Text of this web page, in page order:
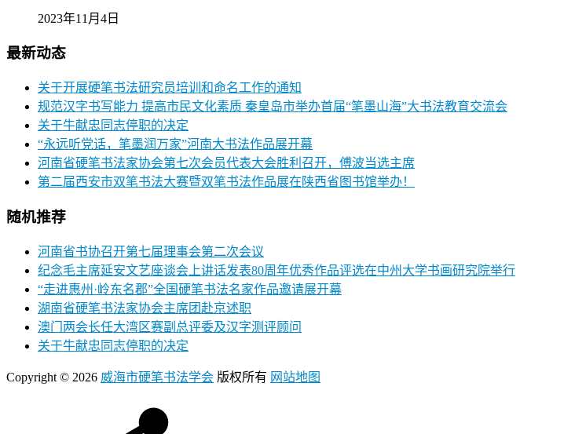
2023年11月4日
最新动态
关于开展硬笔书法研究员培训和命名工作的通知
规范汉字书写能力 提高市民文化素质 秦皇岛市举办首届“笔墨山海”大书法教育交流会
关于牛献忠同志停职的决定
“永远听党话，笔墨润万家”河南大书法作品展开幕
河南省硬笔书法家协会第七次会员代表大会胜利召开，傅波当选主席
第二届西安市双笔书法大赛暨双笔书法作品展在陕西省图书馆举办！
随机推荐
河南省书协召开第七届理事会第二次会议
纪念毛主席延安文艺座谈会上讲话发表80周年优秀作品评选在中州大学书画研究院举行
“走进惠州·岭东名郡”全国硬笔书法名家作品邀请展开幕
湖南省硬笔书法家协会主席团赴京述职
澳门两会长任大湾区赛副总评委及汉字测评顾问
关于牛献忠同志停职的决定
Copyright © 2026 威海市硬笔书法学会 版权所有 网站地图